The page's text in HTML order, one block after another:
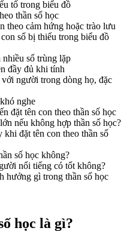
tố trong biểu đồ
thần số học
theo cảm hứng hoặc trào lưu
số bị thiếu trong biểu đồ
nhiều số trùng lặp
đầy đủ khi tính
người trong dòng họ, đặc
nghe
đặt tên con theo thần số học
nếu không hợp thần số học?
đặt tên con theo thần số
số học không?
nổi tiếng có tốt không?
hưởng gì trong thần số học
học là gì?